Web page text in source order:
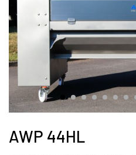
AWP 44HL